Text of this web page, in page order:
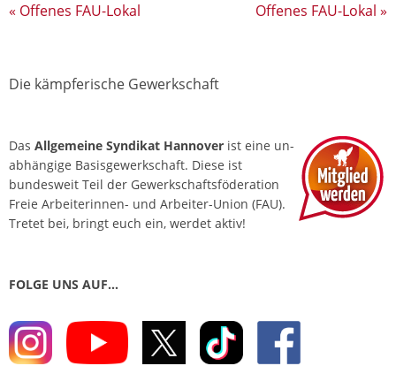
« Offenes FAU-Lokal Offenes FAU-Lokal »
Die kämpferische Gewerkschaft
Das Allgemeine Syndikat Hannover ist eine un­
abhängige Basis­gewerkschaft. Diese ist
bundesweit Teil der Gewerkschafts­föderation
Freie Arbeiterinnen- und Arbeiter-Union (FAU).
Tretet bei, bringt euch ein, werdet aktiv!
FOLGE UNS AUF…